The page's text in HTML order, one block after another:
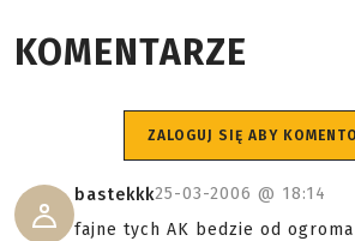
KOMENTARZE
ZALOGUJ SIĘ ABY
bastekkk25-03-2006 @ 18:14
fajne tych AK bedzie od